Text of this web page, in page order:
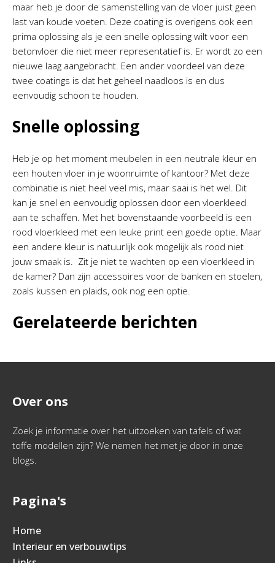
maar heb je door de samenstelling van de vloer juist geen
last van koude voeten. Deze coating is overigens ook een
prima oplossing als je een snelle oplossing wilt voor een
betonvloer die niet meer representatief is. Er wordt zo een
nieuwe laag aangebracht. Een ander voordeel van deze
twee coatings is dat het geheel naadloos is en dus
eenvoudig schoon te houden.
Snelle oplossing
Heb je op het moment meubelen in een neutrale kleur en
een houten vloer in je woonruimte of kantoor? Met deze
combinatie is niet heel veel mis, maar saai is het wel. Dit
kan je snel en eenvoudig oplossen door een vloerkleed
aan te schaffen. Met het bovenstaande voorbeeld is een
rood vloerkleed met een leuke print een goede optie. Maar
een andere kleur is natuurlijk ook mogelijk als rood niet
jouw smaak is. Zit je niet te wachten op een vloerkleed in
de kamer? Dan zijn accessoires voor de banken en stoelen,
zoals kussen en plaids, ook nog een optie.
Gerelateerde berichten
Over ons
Zoek je informatie over het uitzoeken van tafels of wat
toffe modellen zijn? We nemen het met je door in onze
blogs.
Pagina's
Home
Interieur en verbouwtips